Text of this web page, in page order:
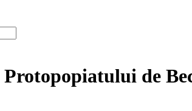
Protopopiatului de